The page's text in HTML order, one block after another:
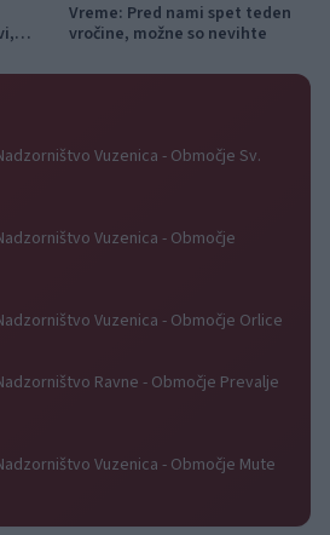
Vreme: Pred nami spet teden
vročine, možne so nevihte
Vuzenica - Območje Sv.
Vuzenica - Območje
Vuzenica - Območje Orlice
Ravne - Območje Prevalje
Vuzenica - Območje Mute